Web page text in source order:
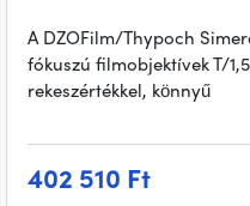
A DZOFilm/Thypoch
fókuszú filmobjektívek T/1,5
rekeszértékkel, könnyű
402 510 Ft